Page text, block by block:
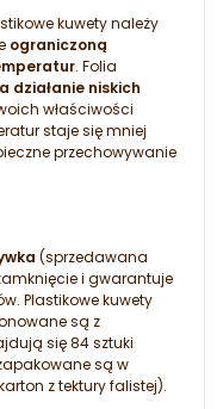
kuwety należy
ograniczoną
. Folia
działanie niskich
właściwości
staje się mniej
przechowywanie
(sprzedawana
i gwarantuje
Plastikowe kuwety
są z
się 84 sztuki
są w
z tektury falistej).